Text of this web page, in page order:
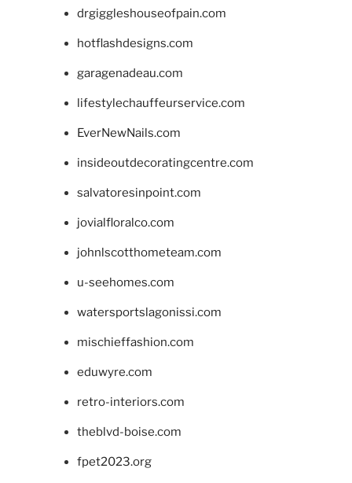
drgiggleshouseofpain.com
hotflashdesigns.com
garagenadeau.com
lifestylechauffeurservice.com
EverNewNails.com
insideoutdecoratingcentre.com
salvatoresinpoint.com
jovialfloralco.com
johnlscotthometeam.com
u-seehomes.com
watersportslagonissi.com
mischieffashion.com
eduwyre.com
retro-interiors.com
theblvd-boise.com
fpet2023.org